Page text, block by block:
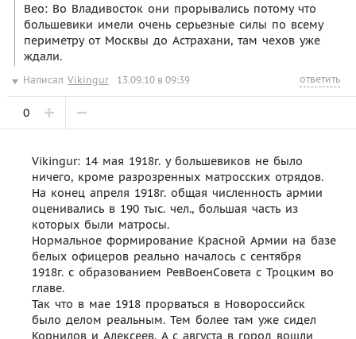
Beo: Во Владивосток они прорывались потому что
большевики имели очень серьезные силы по всему
периметру от Москвы до Астрахани, там чехов уже
ждали.
Написал Vikingur 13.09.10 в 09:39 ответить
0
Vikingur: 14 мая 1918г. у большевиков не было
ничего, кроме разрозренных матросских отрядов.
На конец апреля 1918г. общая численность армии
оценивались в 190 тыс. чел., большая часть из
которых были матросы.
Нормальное формирование Красной Армии на базе
белых офицеров реально началось с сентября
1918г. с образованием РевВоенСовета с Троцким во
главе.
Так что в мае 1918 прорваться в Новороссийск
было делом реальным. Тем более там уже сидел
Корнилов и Алексеев. А с августа в город вошли